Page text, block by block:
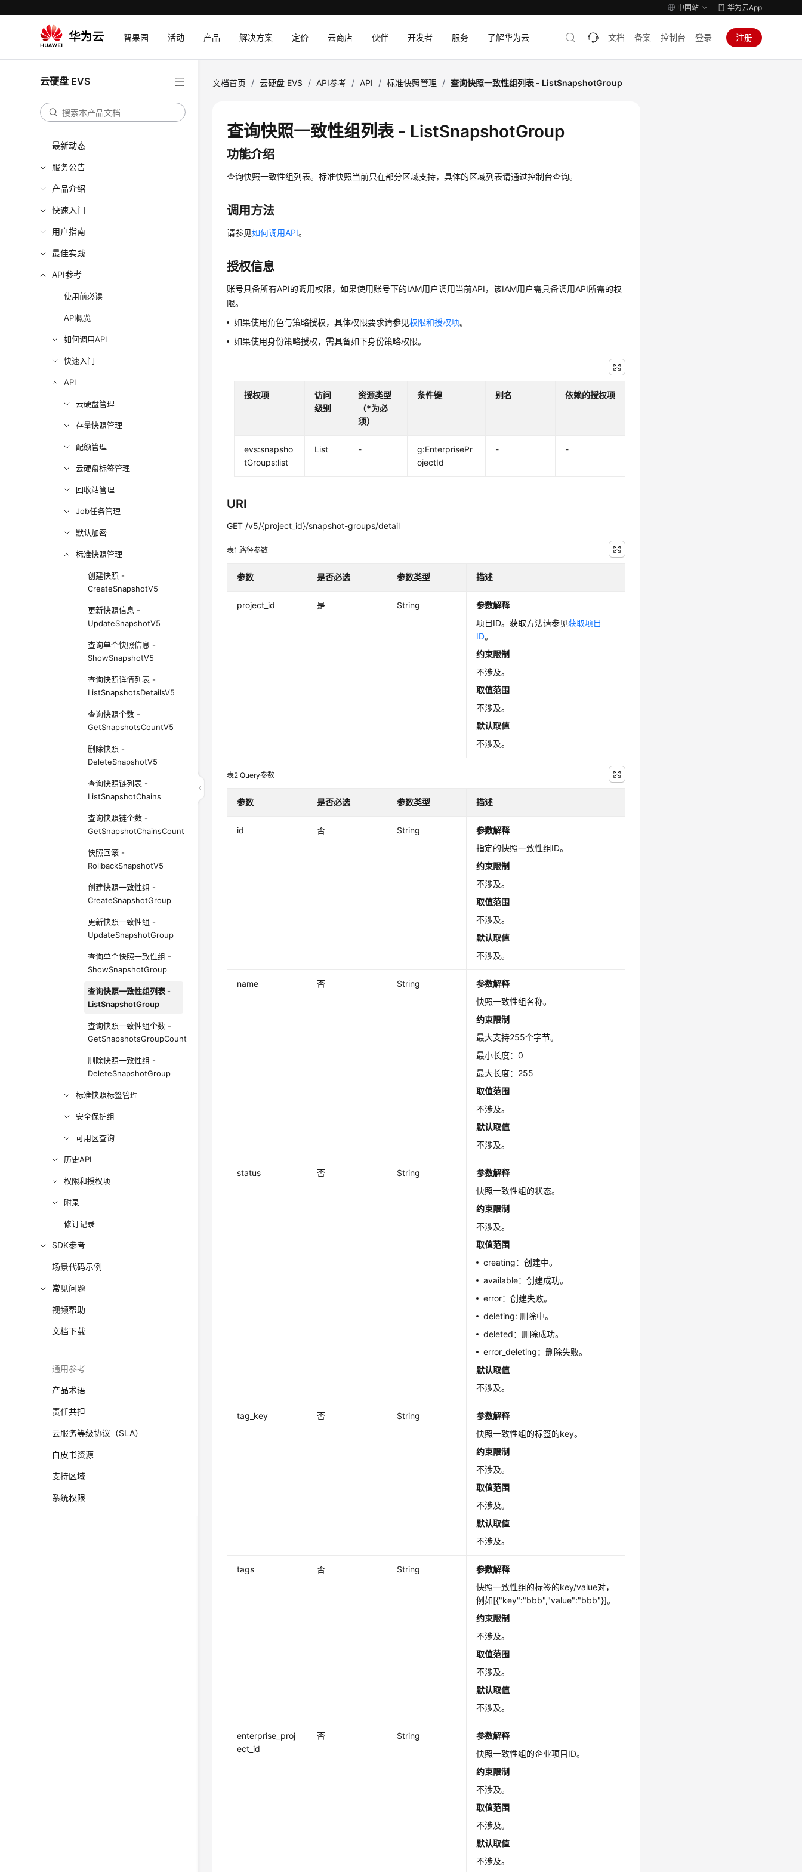
中国站 华为云App
智果园 活动 产品 解决方案 定价 云商店 伙伴 开发者 服务 了解华为云 文档 备案 控制台 登录 注册
云硬盘 EVS
最新动态
服务公告
产品介绍
快速入门
用户指南
最佳实践
API参考
使用前必读
API概览
如何调用API
快速入门
API
云硬盘管理
存量快照管理
配额管理
云硬盘标签管理
回收站管理
Job任务管理
默认加密
标准快照管理
创建快照 -
CreateSnapshotV5
更新快照信息 -
UpdateSnapshotV5
查询单个快照信息 -
ShowSnapshotV5
查询快照详情列表 -
ListSnapshotsDetailsV5
查询快照个数 -
GetSnapshotsCountV5
删除快照 -
DeleteSnapshotV5
查询快照链列表 -
ListSnapshotChains
查询快照链个数 -
GetSnapshotChainsCount
快照回滚 -
RollbackSnapshotV5
创建快照一致性组 -
CreateSnapshotGroup
更新快照一致性组 -
UpdateSnapshotGroup
查询单个快照一致性组 -
ShowSnapshotGroup
查询快照一致性组列表 -
ListSnapshotGroup
查询快照一致性组个数 -
GetSnapshotsGroupCount
删除快照一致性组 -
DeleteSnapshotGroup
标准快照标签管理
安全保护组
可用区查询
历史API
权限和授权项
附录
修订记录
SDK参考
场景代码示例
常见问题
视频帮助
文档下载
通用参考
产品术语
责任共担
云服务等级协议（SLA）
白皮书资源
支持区域
系统权限
文档首页 / 云硬盘 EVS / API参考 / API / 标准快照管理 / 查询快照一致性组列表 - ListSnapshotGroup
查询快照一致性组列表 - ListSnapshotGroup
功能介绍
查询快照一致性组列表。标准快照当前只在部分区域支持，具体的区域列表请通过控制台查询。
调用方法
请参见如何调用API。
授权信息
账号具备所有API的调用权限，如果使用账号下的IAM用户调用当前API，该IAM用户需具备调用API所需的权
限。
如果使用角色与策略授权，具体权限要求请参见权限和授权项。
如果使用身份策略授权，需具备如下身份策略权限。
授权项
访问
级别
资源类型
（*为必
须）
条件键 别名 依赖的授权项
evs:snapsho
tGroups:list
List -
g:EnterprisePr
ojectId
- -
URI
GET /v5/{project_id}/snapshot-groups/detail
表1路径参数
参数 是否必选 参数类型 描述
project_id 是 String
参数解释
项目ID。获取方法请参见获取项目
ID。
约束限制
不涉及。
取值范围
不涉及。
默认取值
不涉及。
表2Query参数
参数 是否必选 参数类型 描述
id 否 String
参数解释
指定的快照一致性组ID。
约束限制
不涉及。
取值范围
不涉及。
默认取值
不涉及。
name 否 String
参数解释
快照一致性组名称。
约束限制
最大支持255个字节。
最小长度：0
最大长度：255
取值范围
不涉及。
默认取值
不涉及。
status 否 String
参数解释
快照一致性组的状态。
约束限制
不涉及。
取值范围
creating：创建中。
available：创建成功。
error：创建失败。
deleting: 删除中。
deleted：删除成功。
error_deleting：删除失败。
默认取值
不涉及。
tag_key 否 String
参数解释
快照一致性组的标签的key。
约束限制
不涉及。
取值范围
不涉及。
默认取值
不涉及。
tags 否 String
参数解释
快照一致性组的标签的key/value对，
例如[{"key":"bbb","value":"bbb"}]。
约束限制
不涉及。
取值范围
不涉及。
默认取值
不涉及。
enterprise_proj
ect_id
否 String
参数解释
快照一致性组的企业项目ID。
约束限制
不涉及。
取值范围
不涉及。
默认取值
不涉及。